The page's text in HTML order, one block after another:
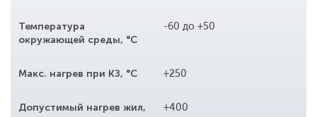
Температура
окружающей среды, °С
-60 до +50
Макс. нагрев при КЗ, °С +250
Допустимый нагрев жил,
+400